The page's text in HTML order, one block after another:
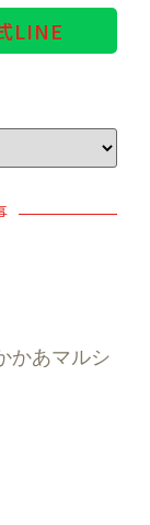
LINE
かあマルシ